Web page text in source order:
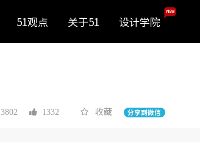
51观点 关于51 设计学院
NEW
3802 1332 收藏 分享到微信